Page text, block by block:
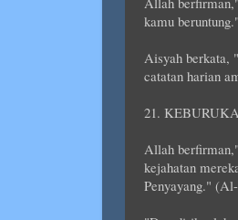
kamu
Aisyah berkata,
catatan harian
21.
Allah
kejahatan
Penyayang."